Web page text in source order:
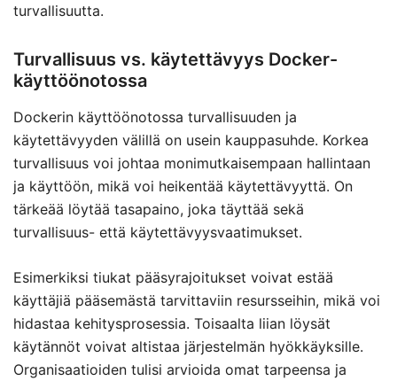
turvallisuutta.
Turvallisuus vs. käytettävyys Docker-
käyttöönotossa
Dockerin käyttöönotossa turvallisuuden ja
käytettävyyden välillä on usein kauppasuhde. Korkea
turvallisuus voi johtaa monimutkaisempaan hallintaan
ja käyttöön, mikä voi heikentää käytettävyyttä. On
tärkeää löytää tasapaino, joka täyttää sekä
turvallisuus- että käytettävyysvaatimukset.
Esimerkiksi tiukat pääsyrajoitukset voivat estää
käyttäjiä pääsemästä tarvittaviin resursseihin, mikä voi
hidastaa kehitysprosessia. Toisaalta liian löysät
käytännöt voivat altistaa järjestelmän hyökkäyksille.
Organisaatioiden tulisi arvioida omat tarpeensa ja